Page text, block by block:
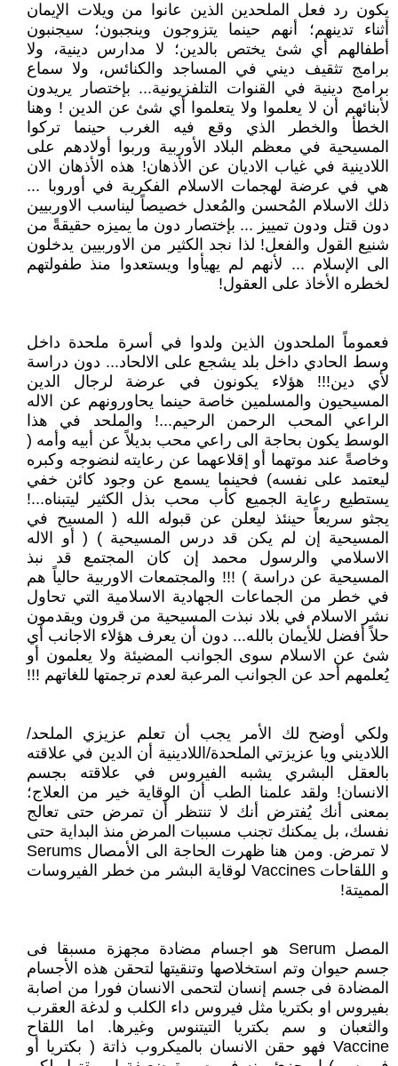
يكون رد فعل الملحدين الذين عانوا من ويلات الإيمان
أثناء تدينهم؛ أنهم حينما يتزوجون وينجبون؛ سيجنبون
أطفالهم أي شئ يختص بالدين؛ لا مدارس دينية، ولا
برامج تثقيف ديني في المساجد والكنائس، ولا سماع
برامج دينية في القنوات التلفزيونية... بإختصار يريدون
لأبنائهم أن لا يعلموا ولا يتعلموا أي شئ عن الدين ! وهنا
الخطأ والخطر الذي وقع فيه الغرب حينما تركوا
المسيحية في معظم البلاد الأوربية وربوا أولادهم على
اللادينية في غياب الاديان عن الأذهان! هذه الأذهان الان
هي في عرضة لهجمات الاسلام الفكرية في أوروبا ...
ذلك الاسلام المُحسن والمُعدل خصيصاً ليناسب الاوربيين
دون قتل ودون تمييز ... بإختصار دون ما يميزه حقيقةً من
شنيع القول والفعل! لذا نجد الكثير من الاوربيين يدخلون
الى الإسلام ... لأنهم لم يهيأوا ويستعدوا منذ طفولتهم
لخطره الأخاذ على العقول!
فعموماً الملحدون الذين ولدوا في أسرة ملحدة داخل
وسط الحادي داخل بلد يشجع على الالحاد... دون دراسة
لأي دين!!! هؤلاء يكونون في عرضة لرجال الدين
المسيحيون والمسلمين خاصة حينما يحاورونهم عن الاله
الراعي المحب الرحمن الرحيم...! والملحد في هذا
الوسط يكون بحاجة الى راعي محب بديلاً عن أبيه وأمه (
وخاصةً عند موتهما أو إقلاعهما عن رعايته لنضوجه وكبره
ليعتمد على نفسه) فحينما يسمع عن وجود كائن خفي
يستطيع رعاية الجميع كأب محب بذل الكثير ليتبناه...!
يجثو سريعاً حينئذ ليعلن عن قبوله الله ( المسيح في
المسيحية إن لم يكن قد درس المسيحية ) ( أو الاله
الاسلامي والرسول محمد إن كان المجتمع قد نبذ
المسيحية عن دراسة ) !!! والمجتمعات الاوربية حالياً هم
في خطر من الجماعات الجهادية الاسلامية التي تحاول
نشر الاسلام في بلاد نبذت المسيحية من قرون ويقدمون
حلاً أفضل للأيمان بالله... دون أن يعرف هؤلاء الاجانب أي
شئ عن الاسلام سوى الجوانب المضيئة ولا يعلمون أو
يُعلمهم أحد عن الجوانب المرعبة لعدم ترجمتها للغاتهم !!!
ولكي أوضح لك الأمر يجب أن تعلم عزيزي الملحد/
اللاديني ويا عزيزتي الملحدة/اللادينية أن الدين في علاقته
بالعقل البشري يشبه الفيروس في علاقته بجسم
الانسان! ولقد علمنا الطب أن الوقاية خير من العلاج؛
بمعنى أنك يُفترض أنك لا تنتظر أن تمرض حتى تعالج
نفسك، بل يمكنك تجنب مسببات المرض منذ البداية حتى
لا تمرض. ومن هنا ظهرت الحاجة الى الأمصال Serums
و اللقاحات Vaccines لوقاية البشر من خطر الفيروسات
المميتة!
المصل Serum هو اجسام مضادة مجهزة مسبقا فى
جسم حيوان وتم استخلاصها وتنقيتها لتحقن هذه الأجسام
المضادة فى جسم إنسان لتحمى الانسان فورا من اصابة
بفيروس او بكتريا مثل فيروس داء الكلب و لدغة العقرب
والثعبان و سم بكتريا التيتنوس وغيرها. اما اللقاح
Vaccine فهو حقن الانسان بالميكروب ذاتة ( بكتريا أو